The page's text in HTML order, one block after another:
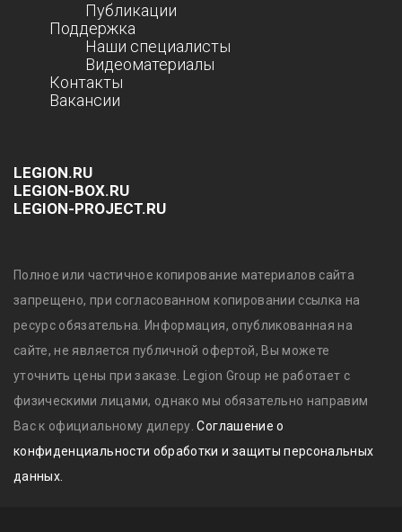
Публикации
Поддержка
Наши специалисты
Видеоматериалы
Контакты
Вакансии
LEGION.RU
LEGION-BOX.RU
LEGION-PROJECT.RU
Полное или частичное копирование материалов сайта
запрещено, при согласованном копировании ссылка на
ресурс обязательна. Информация, опубликованная на
сайте, не является публичной офертой, Вы можете
уточнить цены при заказе. Legion Group не работает с
физическими лицами, однако мы обязательно направим
Вас к официальному дилеру.Соглашение о
конфиденциальности обработки и защиты персональных
данных.